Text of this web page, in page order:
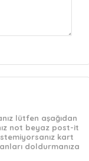
lütfen aşağıdan
not beyaz post-it
kart
doldurmanıza